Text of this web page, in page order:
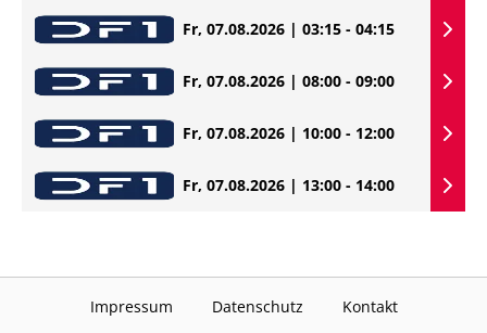
Fr, 07.08.2026 | 03:15 - 04:15
Fr, 07.08.2026 | 08:00 - 09:00
Fr, 07.08.2026 | 10:00 - 12:00
Fr, 07.08.2026 | 13:00 - 14:00
Impressum Datenschutz Kontakt